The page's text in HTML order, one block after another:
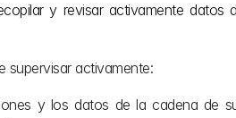
y revisar activamente
supervisar activamente:
y los datos de la cadena de